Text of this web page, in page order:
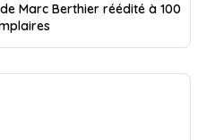
Marc Berthier réédité à 100